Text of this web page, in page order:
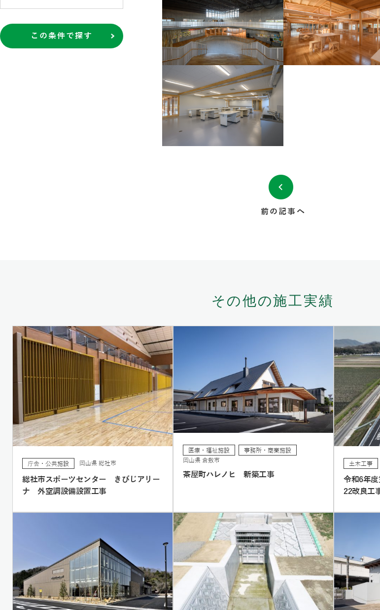
前の記事へ
その他の施工実績
庁舎・公共施設 岡山県 総社市
総社市スポーツセンター きびじアリー
ナ 外空調設備設置工事
医療・福祉施設
事務所・商業施設
岡山県 倉敷市
茶屋町ハレノヒ 新築工事
土木工事
令和6年
22改良工